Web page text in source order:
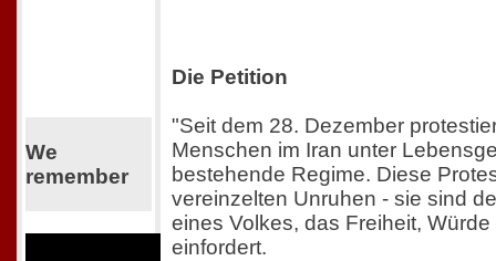
We
remember
Die Petition
"Seit dem 28. Dezember
Menschen im Iran unter
bestehende Regime. Diese
vereinzelten Unruhen - sie sind
eines Volkes, das Freiheit,
einfordert.